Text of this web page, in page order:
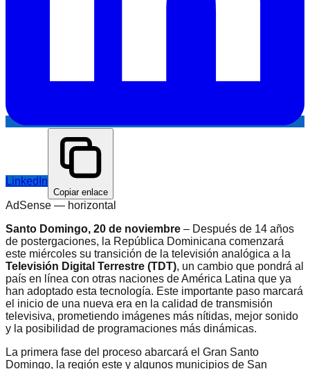
LinkedIn
Copiar enlace
AdSense — horizontal
Santo Domingo, 20 de noviembre – Después de 14 años
de postergaciones, la República Dominicana comenzará
este miércoles su transición de la televisión analógica a la
Televisión Digital Terrestre (TDT), un cambio que pondrá al
país en línea con otras naciones de América Latina que ya
han adoptado esta tecnología. Este importante paso marcará
el inicio de una nueva era en la calidad de transmisión
televisiva, prometiendo imágenes más nítidas, mejor sonido
y la posibilidad de programaciones más dinámicas.
La primera fase del proceso abarcará el Gran Santo
Domingo, la región este y algunos municipios de San